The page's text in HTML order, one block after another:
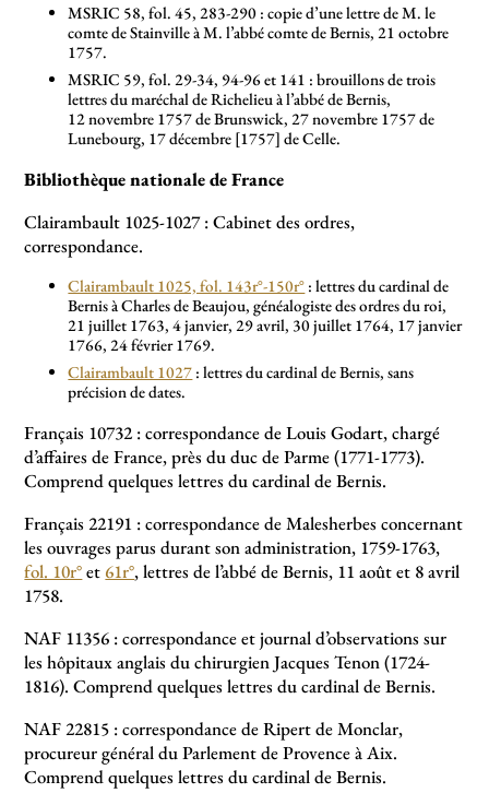
MSRIC 58, fol. 45, 283-290 : copie d’une lettre de M. le
comte de Stainville à M. l’abbé comte de Bernis, 21 octobre
1757.
MSRIC 59, fol. 29-34, 94-96 et 141 : brouillons de trois
lettres du maréchal de Richelieu à l’abbé de Bernis,
12 novembre 1757 de Brunswick, 27 novembre 1757 de
Lunebourg, 17 décembre [1757] de Celle.
Bibliothèque nationale de France
Clairambault 1025-1027 : Cabinet des ordres,
correspondance.
Clairambault 1025, fol. 143r°-150r° : lettres du cardinal de
Bernis à Charles de Beaujou, généalogiste des ordres du roi,
21 juillet 1763, 4 janvier, 29 avril, 30 juillet 1764, 17 janvier
1766, 24 février 1769.
Clairambault 1027 : lettres du cardinal de Bernis, sans
précision de dates.
Français 10732 : correspondance de Louis Godart, chargé
d’affaires de France, près du duc de Parme (1771-1773).
Comprend quelques lettres du cardinal de Bernis.
Français 22191 : correspondance de Malesherbes concernant
les ouvrages parus durant son administration, 1759-1763,
fol. 10r°et 61r°, lettres de l’abbé de Bernis, 11 août et 8 avril
1758.
NAF 11356 : correspondance et journal d’observations sur
les hôpitaux anglais du chirurgien Jacques Tenon (1724-
1816). Comprend quelques lettres du cardinal de Bernis.
NAF 22815 : correspondance de Ripert de Monclar,
procureur général du Parlement de Provence à Aix.
Comprend quelques lettres du cardinal de Bernis.